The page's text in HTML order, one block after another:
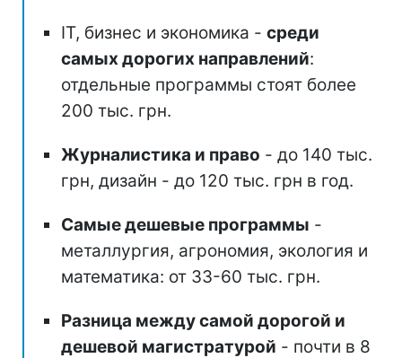
ІТ, бизнес и экономика - среди
самых дорогих направлений:
отдельные программы стоят более
200 тыс. грн.
Журналистика и право - до 140 тыс.
грн, дизайн - до 120 тыс. грн в год.
Самые дешевые программы -
металлургия, агрономия, экология и
математика: от 33-60 тыс. грн.
Разница между самой дорогой и
дешевой магистратурой - почти в 8